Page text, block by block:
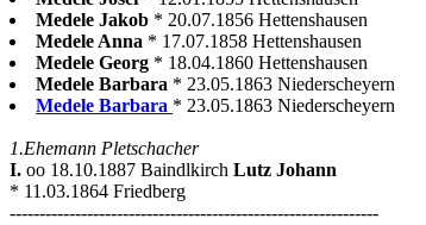
Medele Jakob * 20.07.1856 Hettenshausen
Medele Anna * 17.07.1858 Hettenshausen
Medele Georg * 18.04.1860 Hettenshausen
Medele Barbara * 23.05.1863 Niederscheyern
Medele Barbara * 23.05.1863 Niederscheyern
1.Ehemann Pletschacher
I. oo 18.10.1887 Baindlkirch Lutz Johann
* 11.03.1864 Friedberg
--------------------------------------------------------------